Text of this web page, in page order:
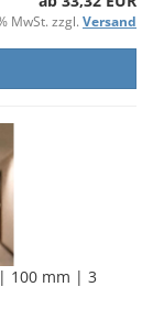
MwSt. zzgl. Versand
100 mm | 3